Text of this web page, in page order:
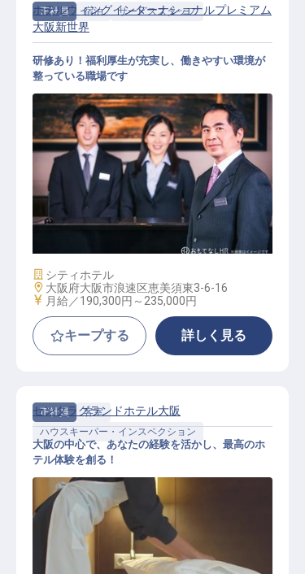
正社員 宿泊 サービススタッフ
サービススタッフ
ホテルウィングインターナショナルプレミアム
大阪新世界
研修あり！福利厚生が充実し、働きやすい環境が
整っている職場です
施設業態
シティホテル
勤務地
大阪府大阪市浪速区恵美須東3-6-16
給与
月給／190,300円～ 235,000円
キープする 詳しく見る
正社員
客室
ハウスキーパー・インスペクション
センタラグランドホテル大阪
大阪の中心で、あなたの経験を活かし、最高のホ
テル体験を創る！